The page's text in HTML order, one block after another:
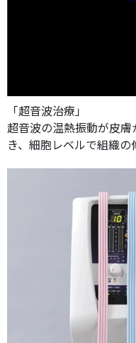
「超音波治療」
超音波の温熱振動が皮
き、細胞レベルで組織の